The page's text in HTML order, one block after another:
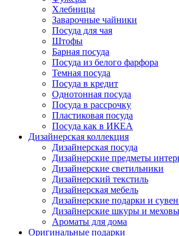
Хлебницы
Заварочные чайники
Посуда для чая
Штофы
Барная посуда
Посуда из белого фарфора
Темная посуда
Посуда в кредит
Однотонная посуда
Посуда в рассрочку
Пластиковая посуда
Посуда как в ИКЕА
Дизайнерская коллекция
Дизайнерская посуда
Дизайнерские предметы
Дизайнерские светильники
Дизайнерский текстиль
Дизайнерская мебель
Дизайнерские подарки и
Дизайнерские шкуры и
Ароматы для дома
Оригинальные подарки